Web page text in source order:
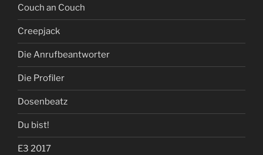
Couch an Couch
Creepjack
Die Anrufbeantworter
Die Profiler
Dosenbeatz
Du bist!
E3 2017